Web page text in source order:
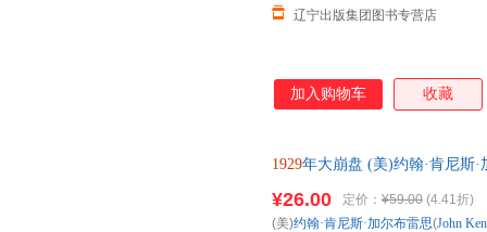
辽宁出版集团图书专营店
加入购物车 收藏
1929年大崩盘 (美)约翰·肯尼斯·
¥26.00 定价： ¥59.00 (4.41折)
(美)约翰·肯尼斯·加尔布雷思(John